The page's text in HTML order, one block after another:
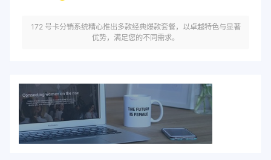
172 号卡分销系统精心推出多款经典爆款套餐，以卓越特色与显著
优势，满足您的不同需求。